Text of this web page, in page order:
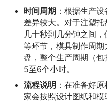
时间周期 ：根据生产
差异较大。对于注塑
几十秒到几分钟之间
等环节，模具制作周
盘，整个生产周期（
5至6个小时。
流程说明 ：在准备好
家会按照设计图纸和